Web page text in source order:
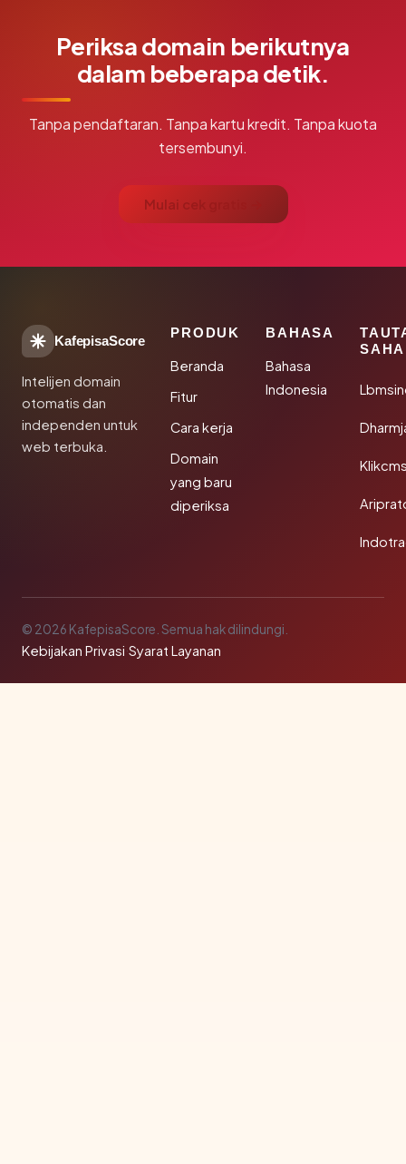
Periksa domain berikutnya
dalam beberapa detik.
Tanpa pendaftaran. Tanpa kartu kredit. Tanpa kuota
tersembunyi.
Mulai cek gratis →
KafepisaScore
Intelijen domain
otomatis dan
independen untuk
web terbuka.
PRODUK
Beranda
Fitur
Cara kerja
Domain
yang baru
diperiksa
BAHASA
Bahasa
Indonesia
© 2026 KafepisaScore. Semua hak dilindungi.
Kebijakan Privasi·Syarat Layanan